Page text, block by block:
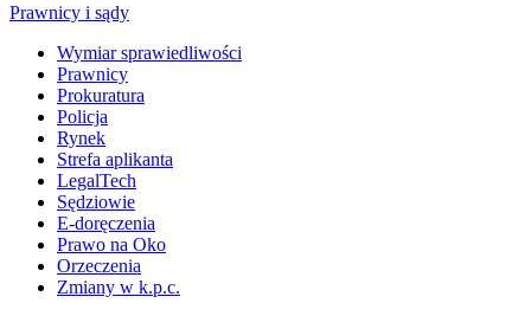
Prawnicy i sądy
Wymiar sprawiedliwości
Prawnicy
Prokuratura
Policja
Rynek
Strefa aplikanta
LegalTech
Sędziowie
E-doręczenia
Prawo na Oko
Orzeczenia
Zmiany w k.p.c.